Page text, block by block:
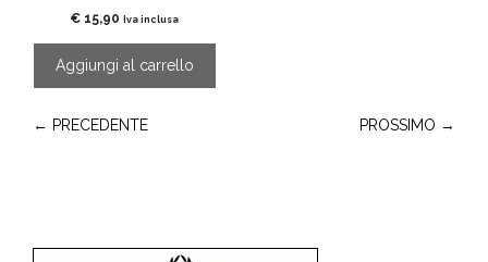
€ 15,90 Iva inclusa
Aggiungi al carrello
← PRECEDENTE PROSSIMO →